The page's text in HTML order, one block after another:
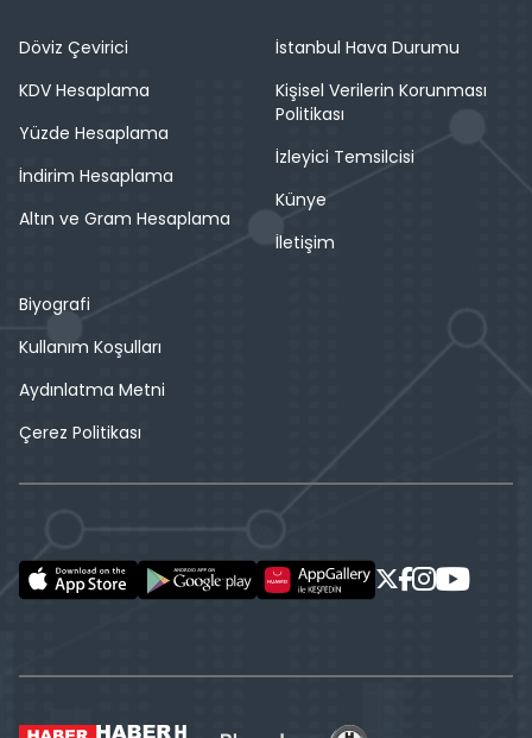
Döviz Çevirici
KDV Hesaplama
Yüzde Hesaplama
İndirim Hesaplama
Altın ve Gram Hesaplama
İstanbul Hava Durumu
Kişisel Verilerin Korunması
Politikası
İzleyici Temsilcisi
Künye
İletişim
Biyografi
Kullanım Koşulları
Aydınlatma Metni
Çerez Politikası